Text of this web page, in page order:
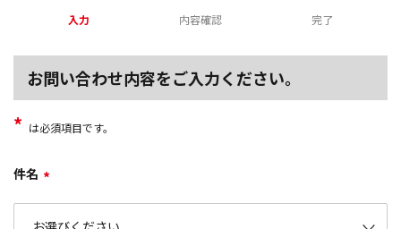
入力 内容確認 完了
お問い合わせ内容をご入力ください。
* は必須項目です。
件名 *